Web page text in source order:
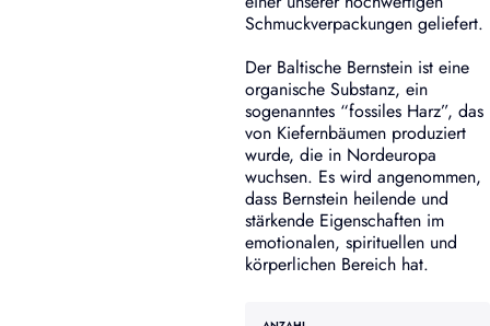
Schmuckverpackungen geliefert.
Der Baltische Bernstein ist eine
organische Substanz, ein
sogenanntes “fossiles Harz”, das
von Kiefernbäumen produziert
wurde, die in Nordeuropa
wuchsen. Es wird angenommen,
dass Bernstein heilende und
stärkende Eigenschaften im
emotionalen, spirituellen und
körperlichen Bereich hat.